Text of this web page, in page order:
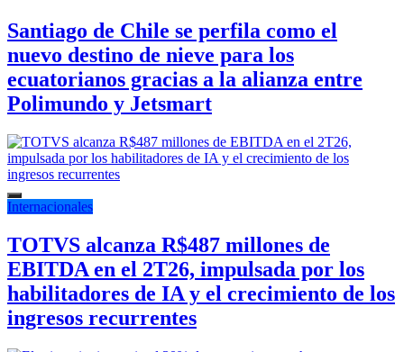
Santiago de Chile se perfila como el
nuevo destino de nieve para los
ecuatorianos gracias a la alianza entre
Polimundo y Jetsmart
Internacionales
TOTVS alcanza R$487 millones de
EBITDA en el 2T26, impulsada por los
habilitadores de IA y el crecimiento de los
ingresos recurrentes